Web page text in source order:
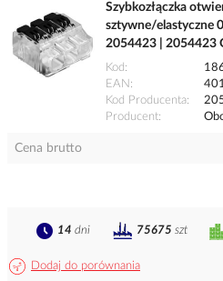
Szybkozłączka
sztywne/elastyczne
2054423 | 2054423
Kod
EAN
Kod Producenta
Producent
Cena brutto
Dodaj do porównania
14 dni 75675 szt